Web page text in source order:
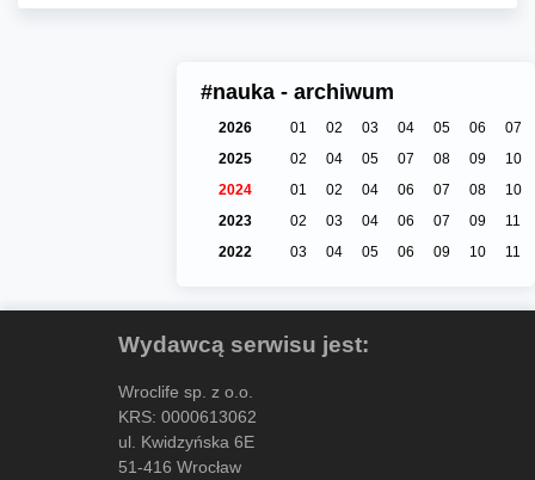
#nauka - archiwum
2026 01 02 03 04 05 06
07
2025
02 04 05 07 08 09
10
2024
01 02 04 06 07 08
10
2023
02 03 04 06 07 09
11
2022
03 04 05 06 09 10 11
Wydawcą serwisu jest:
Wroclife sp. z o.o.
KRS: 0000613062
ul. Kwidzyńska 6E
51-416 Wrocław